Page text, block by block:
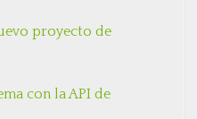
proyecto de
con la API de